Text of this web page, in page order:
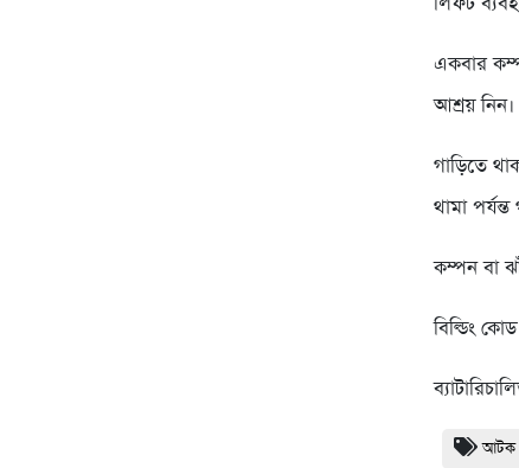
একবার
আশ্রয় নিন।
গাড়িতে
থামা
কম্পন বা
বিল্ডিং
আটক